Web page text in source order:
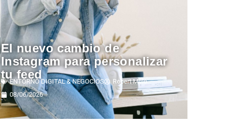
El nuevo cambio de
Instagram para personalizar
tu feed
ENTORNO DIGITAL & NEGOCIOS
Robert Melo
08/06/2026